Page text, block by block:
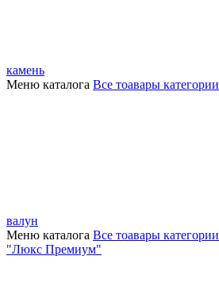
камень
Меню каталога Все тоавары категории
валун
Меню каталога Все тоавары категории
"Люкс Премиум"